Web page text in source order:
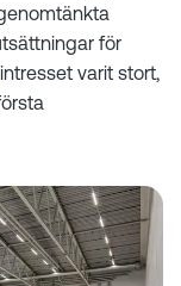
för
varit stort,